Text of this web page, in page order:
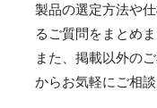
製品の選定⽅法や
るご質問をまとめま
また、掲載以外の
からお気軽にご相談